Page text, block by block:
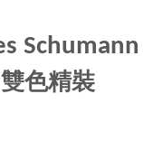
色精裝